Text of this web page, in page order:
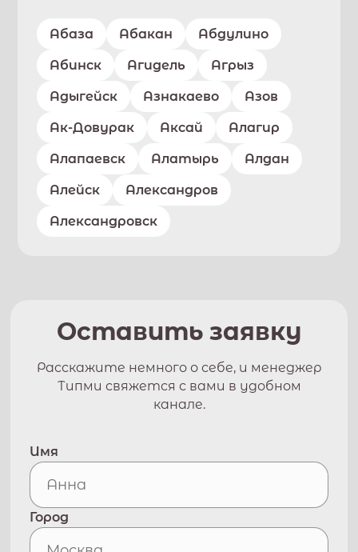
Абаза Абакан Абдулино
Абинск Агидель Агрыз
Адыгейск Азнакаево Азов
Ак-Довурак Аксай Алагир
Алапаевск Алатырь Алдан
Алейск Александров
Александровск
Оставить заявку
Расскажите немного о себе, и менеджер
Типми свяжется с вами в удобном
канале.
Имя
Город